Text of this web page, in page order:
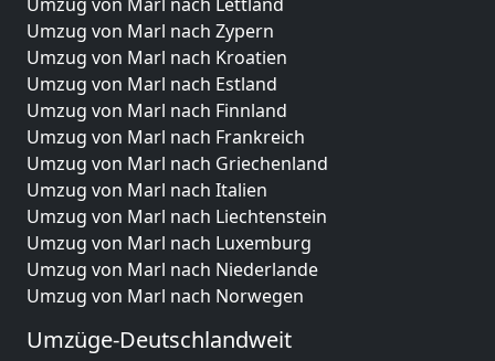
Umzug von Marl nach Zypern
Umzug von Marl nach Kroatien
Umzug von Marl nach Estland
Umzug von Marl nach Finnland
Umzug von Marl nach Frankreich
Umzug von Marl nach Griechenland
Umzug von Marl nach Italien
Umzug von Marl nach Liechtenstein
Umzug von Marl nach Luxemburg
Umzug von Marl nach Niederlande
Umzug von Marl nach Norwegen
Umzüge-Deutschlandweit